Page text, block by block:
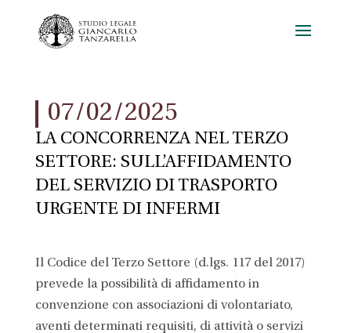
07/02/2025
LA CONCORRENZA NEL TERZO
SETTORE: SULL’AFFIDAMENTO
DEL SERVIZIO DI TRASPORTO
URGENTE DI INFERMI
Il Codice del Terzo Settore (d.lgs. 117 del 2017)
prevede la possibilità di affidamento in
convenzione con associazioni di volontariato,
aventi determinati requisiti, di attività o servizi